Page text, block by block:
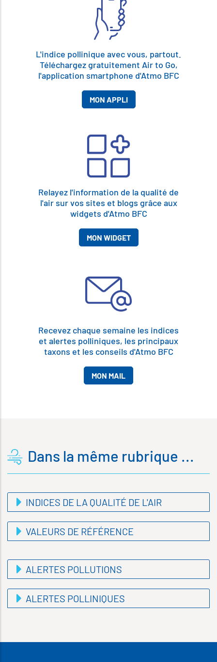
L'indice pollinique avec vous, partout.
Téléchargez gratuitement Air to Go,
l'application smartphone d'Atmo BFC
MON APPLI
Relayez l'information de la qualité de
l'air sur vos sites et blogs grâce aux
widgets d'Atmo BFC
MON WIDGET
Recevez chaque semaine les indices
et alertes polliniques, les principaux
taxons et les conseils d'Atmo BFC
MON MAIL
Dans la même rubrique ...
INDICES DE LA QUALITÉ DE L'AIR
VALEURS DE RÉFÉRENCE
ALERTES POLLUTIONS
ALERTES POLLINIQUES